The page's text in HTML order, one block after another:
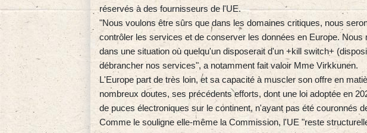
réservés à des fournisseurs de l'UE.
"Nous voulons être sûrs que dans les domaines critiques, nous
contrôler les services et de conserver les données en Europe.
dans une situation où quelqu'un disposerait d'un +kill switch+
débrancher nos services", a notamment fait valoir Mme Virkkunen.
L'Europe part de très loin, et sa capacité à muscler son offre en
nombreux doutes, ses précédents efforts, dont une loi adoptée en
de puces électroniques sur le continent, n'ayant pas été couronnés
Comme le souligne elle-même la Commission, l'UE "reste